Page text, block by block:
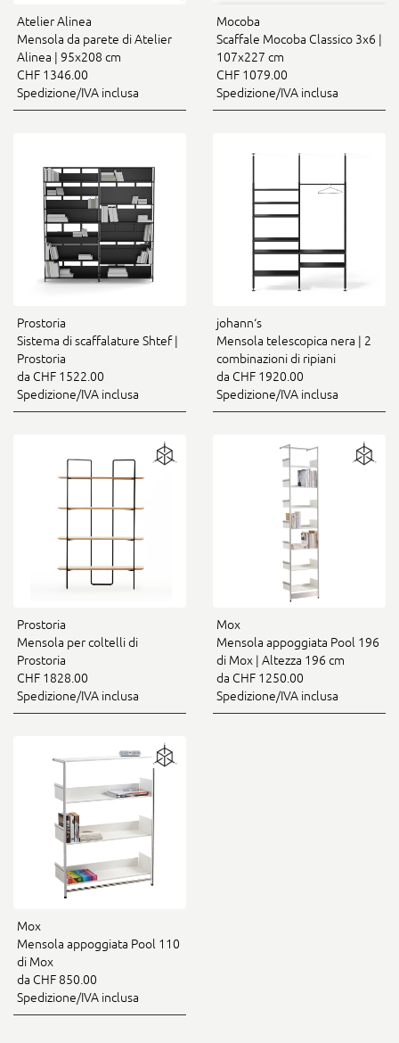
Atelier Alinea
Mensola da parete di Atelier
Alinea | 95x208 cm
CHF 1346.00
Spedizione/IVA inclusa
Mocoba
Scaffale Mocoba Classico 3x6 |
107x227 cm
CHF 1079.00
Spedizione/IVA inclusa
Prostoria
Sistema di scaffalature Shtef |
Prostoria
da CHF 1522.00
Spedizione/IVA inclusa
johann‘s
Mensola telescopica nera | 2
combinazioni di ripiani
da CHF 1920.00
Spedizione/IVA inclusa
Prostoria
Mensola per coltelli di
Prostoria
CHF 1828.00
Spedizione/IVA inclusa
Mox
Mensola appoggiata Pool 196
di Mox | Altezza 196 cm
da CHF 1250.00
Spedizione/IVA inclusa
Mox
Mensola appoggiata Pool 110
di Mox
da CHF 850.00
Spedizione/IVA inclusa